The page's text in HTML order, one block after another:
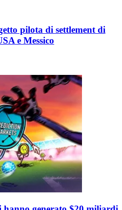
pilota di settlement di
e Messico